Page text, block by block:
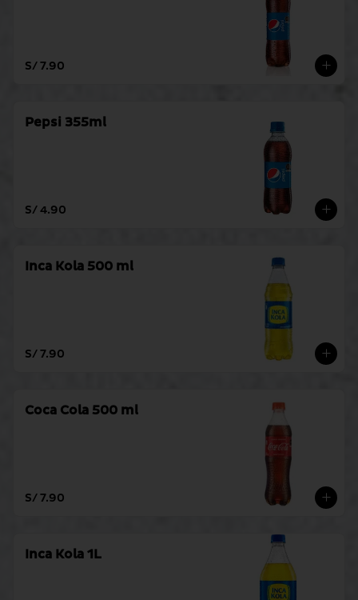
S/ 7.90
Pepsi 355ml
S/ 4.90
Inca Kola 500 ml
S/ 7.90
Coca Cola 500 ml
S/ 7.90
Inca Kola 1L